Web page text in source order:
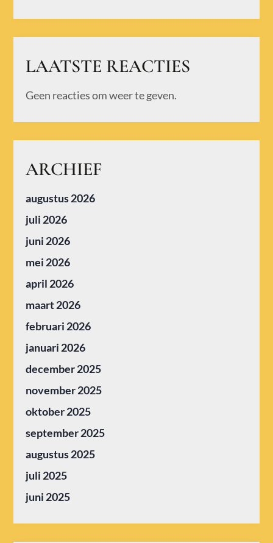
LAATSTE REACTIES
Geen reacties om weer te geven.
ARCHIEF
augustus 2026
juli 2026
juni 2026
mei 2026
april 2026
maart 2026
februari 2026
januari 2026
december 2025
november 2025
oktober 2025
september 2025
augustus 2025
juli 2025
juni 2025